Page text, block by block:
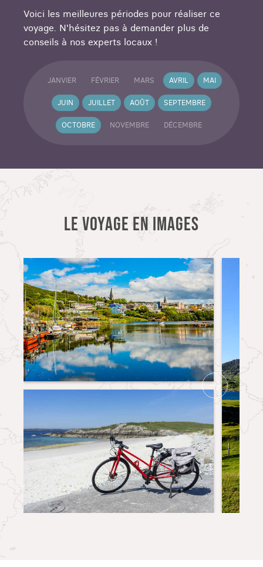
Connemara à la force de vos pédales !
Voici les meilleures périodes pour réaliser ce
voyage. N'hésitez pas à demander plus de
conseils à nos experts locaux !
JANVIER FÉVRIER MARS AVRIL MAI
JUIN JUILLET AOÛT SEPTEMBRE
OCTOBRE NOVEMBRE DÉCEMBRE
LE VOYAGE EN IMAGES